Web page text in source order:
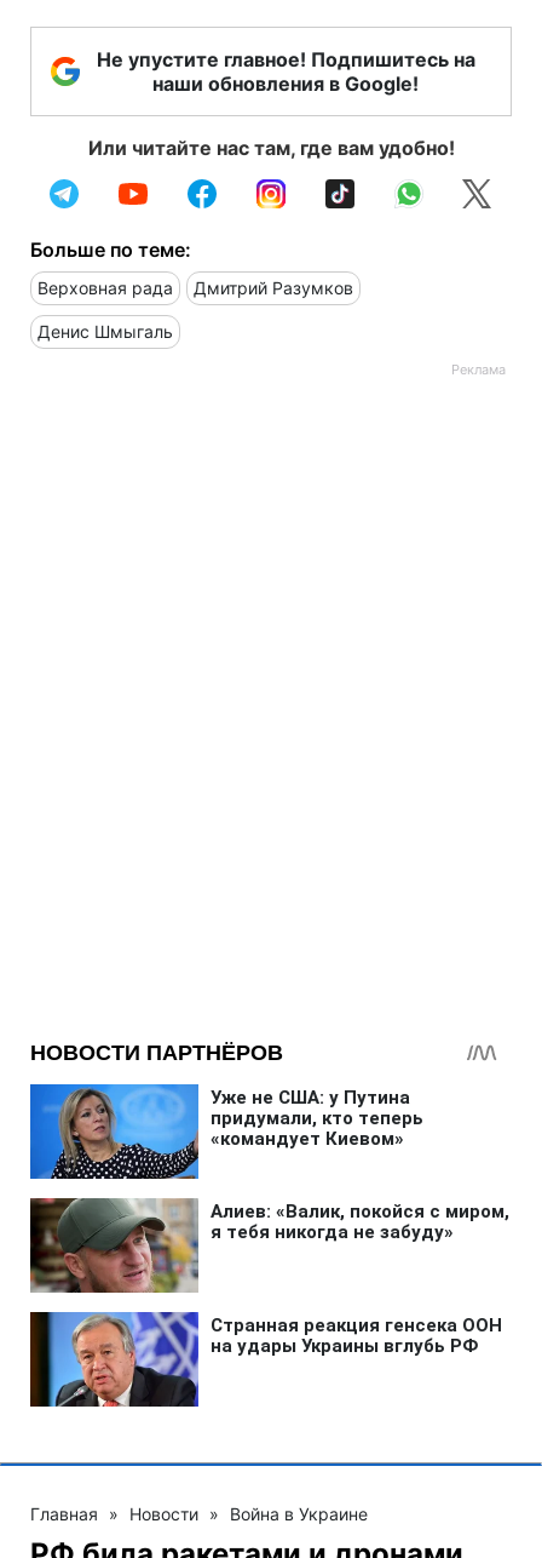
Не упустите главное! Подпишитесь на
наши обновления в Google!
Или читайте нас там, где вам удобно!
Больше по теме:
Верховная рада Дмитрий Разумков
Денис Шмыгаль
Главная » Новости » Война в Украине